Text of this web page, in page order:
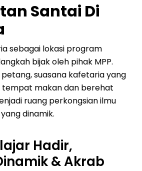
Santai Di
sebagai lokasi program
bijak oleh pihak MPP.
suasana kafetaria yang
tempat makan dan berehat
ruang perkongsian ilmu
dinamik.
Hadir,
& Akrab